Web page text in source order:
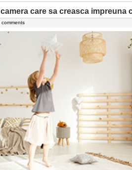
care sa creasca impreuna
comments